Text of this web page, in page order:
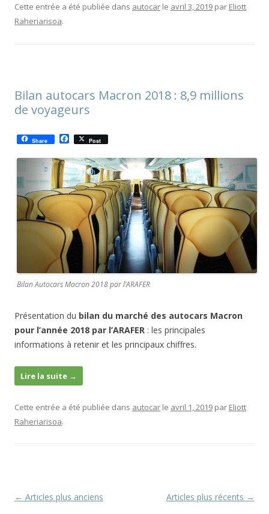
Cette entrée a été publiée dans autocar le avril 3, 2019 par Eliott
Raheriarisoa.
Bilan autocars Macron 2018 : 8,9 millions
de voyageurs
Share
a
c
e
b
o
o
Post
Bilan Autocars Macron 2018 par l’ARAFER
Présentation du bilan du marché des autocars Macron
pour l’année 2018 par l’ARAFER : les principales
informations à retenir et les principaux chiffres.
Lire la suite →
Cette entrée a été publiée dans autocar le avril 1, 2019 par Eliott
Raheriarisoa.
Navigation
← Articles plus anciens Articles plus récents →